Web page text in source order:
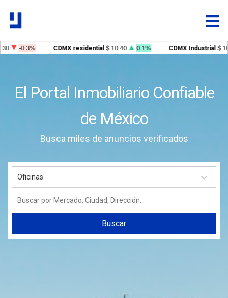
-0.3% CDMX residential $ 10.40 0.1% CDMX Industrial $ 10.38
El Portal Inmobiliario Confiable
de México
Busca miles de anuncios verificados
Oficinas
Buscar